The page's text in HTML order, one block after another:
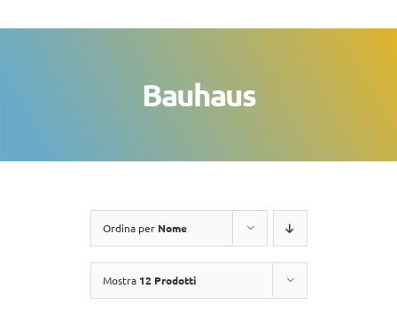
Bauhaus
Ordina per Nome
Mostra 12 Prodotti